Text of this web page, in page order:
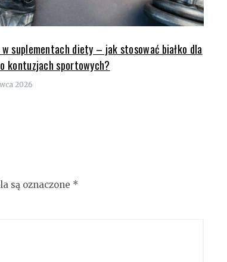
w suplementach diety – jak stosować białko dla
kontuzjach sportowych?
2026
są oznaczone *